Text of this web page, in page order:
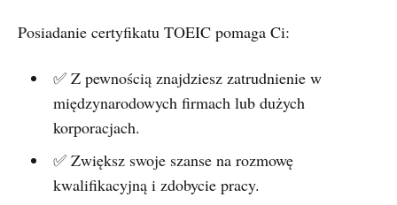
Posiadanie certyfikatu TOEIC pomaga Ci:
✅ Z pewnością znajdziesz zatrudnienie w
międzynarodowych firmach lub dużych
korporacjach.
✅ Zwiększ swoje szanse na rozmowę
kwalifikacyjną i zdobycie pracy.